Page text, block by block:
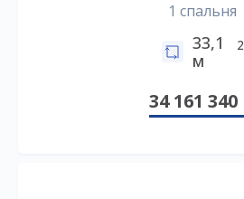
1 спальня
33,1
м
2
34 161 340